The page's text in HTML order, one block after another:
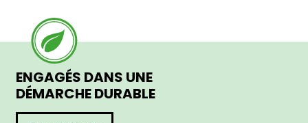
ENGAGÉS DANS UNE
DÉMARCHE DURABLE